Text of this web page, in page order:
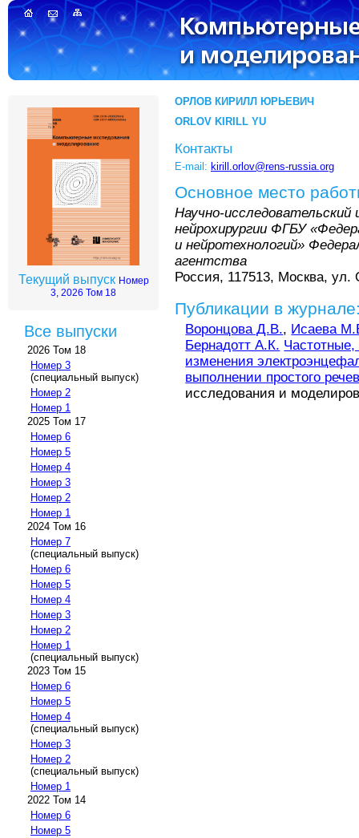
Текущий выпуск Номер
3, 2026 Том 18
Все выпуски
2026 Том 18
Номер 3
(специальный выпуск)
Номер 2
Номер 1
2025 Том 17
Номер 6
Номер 5
Номер 4
Номер 3
Номер 2
Номер 1
2024 Том 16
Номер 7
(специальный выпуск)
Номер 6
Номер 5
Номер 4
Номер 3
Номер 2
Номер 1
(специальный выпуск)
2023 Том 15
Номер 6
Номер 5
Номер 4
(специальный выпуск)
Номер 3
Номер 2
(специальный выпуск)
Номер 1
2022 Том 14
Номер 6
Номер 5
ОРЛОВ КИРИЛЛ ЮРЬЕВИЧ
ORLOV KIRILL YU
Контакты
E-mail: kirill.orlov@rens-russia.org
Основное место
Научно-исследовательский
нейрохирургии ФГБУ
и нейротехнологий»
агентства
Россия, 117513, Москва, ул.
Публикации в
Воронцова Д.В., Исаева
Бернадотт А.К.
изменения
выполнении простого
исследования и